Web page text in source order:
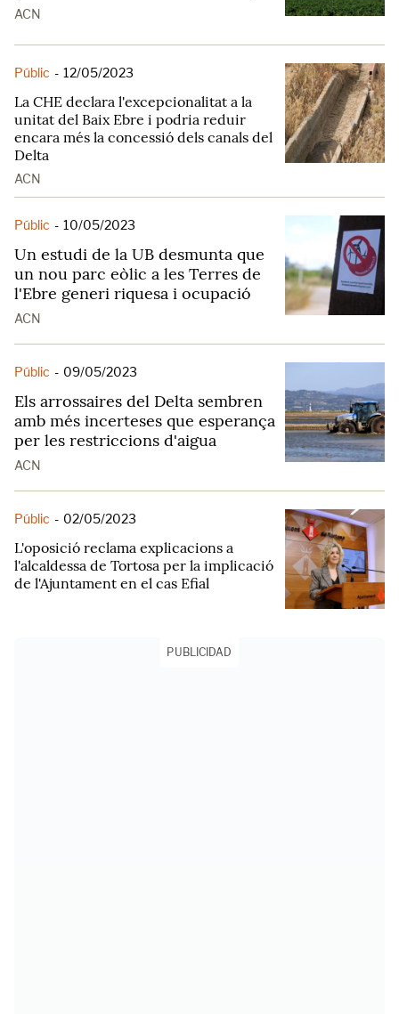
ACN
Públic - 12/05/2023
La CHE declara l'excepcionalitat a la
unitat del Baix Ebre i podria reduir
encara més la concessió dels canals del
Delta
ACN
Públic - 10/05/2023
Un estudi de la UB desmunta que
un nou parc eòlic a les Terres de
l'Ebre generi riquesa i ocupació
ACN
Públic - 09/05/2023
Els arrossaires del Delta sembren
amb més incerteses que esperança
per les restriccions d'aigua
ACN
Públic - 02/05/2023
L'oposició reclama explicacions a
l'alcaldessa de Tortosa per la implicació
de l'Ajuntament en el cas Efial
PUBLICIDAD